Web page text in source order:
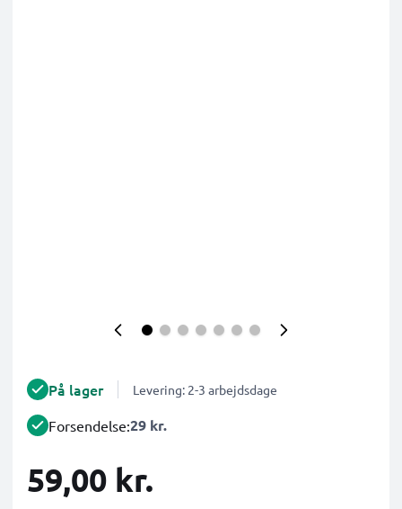
På lager Levering: 2-3 arbejdsdage
Forsendelse:29 kr.
59,00 kr.